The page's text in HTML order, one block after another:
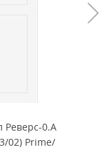
Реверс-0.А
02) Prime/